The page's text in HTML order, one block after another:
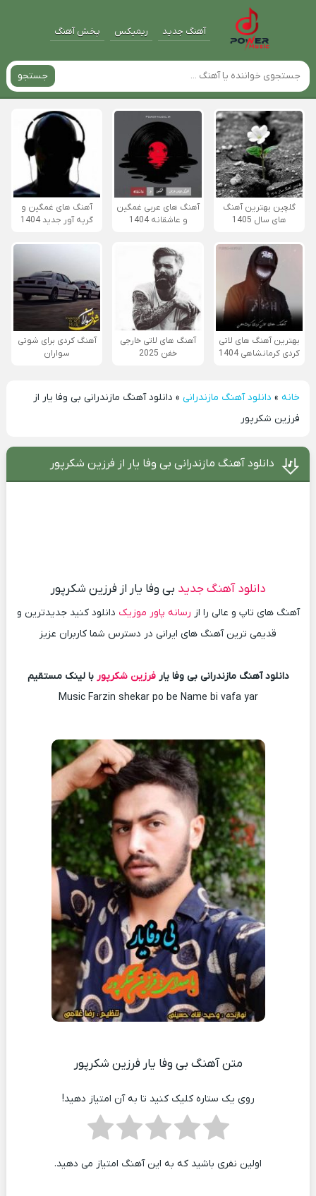
آهنگ جدید ریمیکس پخش آهنگ
جستجو
گلچین بهترین آهنگ
های سال 1405
آهنگ های عربی غمگین
و عاشقانه 1404
آهنگ های غمگین و
گریه آور جدید 1404
بهترین آهنگ های لاتی
کردی کرمانشاهی 1404
آهنگ های لاتی خارجی
خفن 2025
آهنگ کردی برای شوتی
سواران
خانه» دانلود آهنگ مازندرانی» دانلود آهنگ مازندرانی بی وفا یار از
فرزین شکرپور
دانلود آهنگ مازندرانی بی وفا یار از فرزین شکرپور
دانلود آهنگ جدید بی وفا یار از فرزین شکرپور
آهنگ های تاپ و عالی را از رسانه پاور موزیک دانلود کنید جدیدترین و
قدیمی ترین آهنگ های ایرانی در دسترس شما کاربران عزیز
دانلود آهنگ مازندرانی بی وفا یارفرزین شکرپور با لینک مستقیم
Music Farzin shekar po be Name bi vafa yar
متن آهنگ بی وفا یار فرزین شکرپور
روی یک ستاره کلیک کنید تا به آن امتیاز دهید!
اولین نفری باشید که به این آهنگ امتیاز می دهید.